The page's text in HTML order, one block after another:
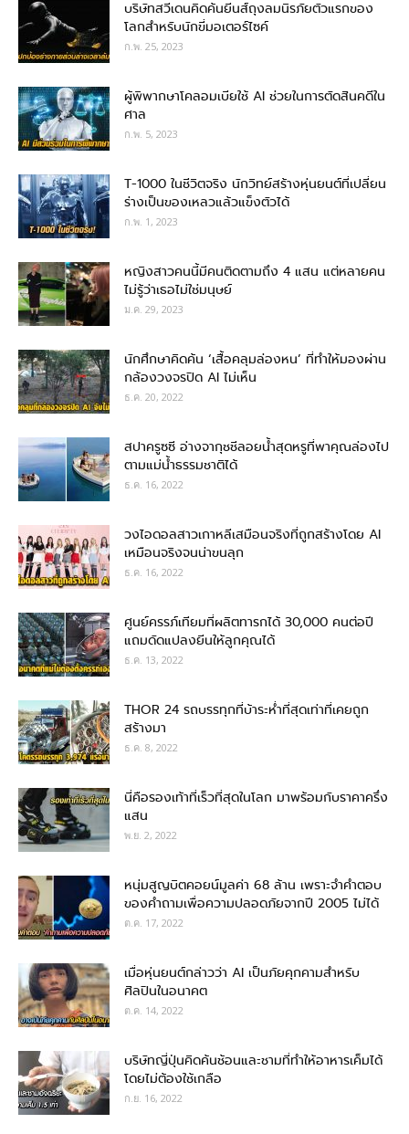
บริษัทสวีเดนคิดค้นยีนส์ถุงลมนิรภัยตัวแรกของ
โลกสำหรับนักขี่มอเตอร์ไซค์
ก.พ. 25, 2023
ผู้พิพากษาโคลอมเบียใช้ AI ช่วยในการตัดสินคดีใน
ศาล
ก.พ. 5, 2023
T-1000 ในชีวิตจริง นักวิทย์สร้างหุ่นยนต์ที่เปลี่ยน
ร่างเป็นของเหลวแล้วแข็งตัวได้
ก.พ. 1, 2023
หญิงสาวคนนี้มีคนติดตามถึง 4 แสน แต่หลายคน
ไม่รู้ว่าเธอไม่ใช่มนุษย์
ม.ค. 29, 2023
นักศึกษาคิดค้น ‘เสื้อคลุมล่องหน’ ที่ทำให้มองผ่าน
กล้องวงจรปิด AI ไม่เห็น
ธ.ค. 20, 2022
สปาครูซซี อ่างจากุชชีลอยน้ำสุดหรูที่พาคุณล่องไป
ตามแม่น้ำธรรมชาติได้
ธ.ค. 16, 2022
วงไอดอลสาวเกาหลีเสมือนจริงที่ถูกสร้างโดย AI
เหมือนจริงจนน่าขนลุก
ธ.ค. 16, 2022
ศูนย์ครรภ์เทียมที่ผลิตทารกได้ 30,000 คนต่อปี
แถมดัดแปลงยีนให้ลูกคุณได้
ธ.ค. 13, 2022
THOR 24 รถบรรทุกที่บ้าระห่ำที่สุดเท่าที่เคยถูก
สร้างมา
ธ.ค. 8, 2022
นี่คือรองเท้าที่เร็วที่สุดในโลก มาพร้อมกับราคาครึ่ง
แสน
พ.ย. 2, 2022
หนุ่มสูญบิตคอยน์มูลค่า 68 ล้าน เพราะจำคำตอบ
ของคำถามเพื่อความปลอดภัยจากปี 2005 ไม่ได้
ต.ค. 17, 2022
เมื่อหุ่นยนต์กล่าวว่า AI เป็นภัยคุกคามสำหรับ
ศิลปินในอนาคต
ต.ค. 14, 2022
บริษัทญี่ปุ่นคิดค้นช้อนและชามที่ทำให้อาหารเค็มได้
โดยไม่ต้องใช้เกลือ
ก.ย. 16, 2022